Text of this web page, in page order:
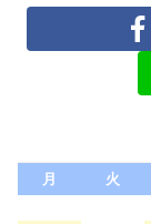
月 火